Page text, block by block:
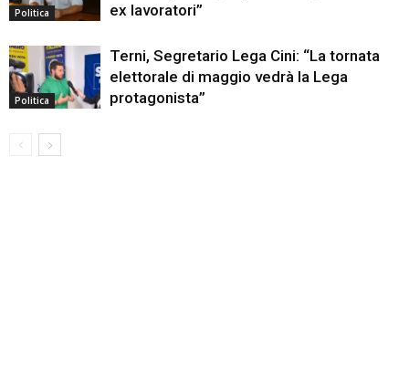
Politica
ex lavoratori”
Politica
Terni, Segretario Lega Cini: “La tornata
elettorale di maggio vedrà la Lega
protagonista”